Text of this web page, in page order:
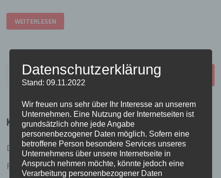
GEBURTSTAGSSTIMMUNG…
WEITERLESEN
Suchen
nach:
KATEGORIEN
Dies und Das
Fundstücke
Datenschutzerklärung
Stand: 09.11.2022
Wir freuen uns sehr über Ihr Interesse an unserem
Unternehmen. Eine Nutzung der Internetseiten ist
grundsätzlich ohne jede Angabe
personenbezogener Daten möglich. Sofern eine
betroffene Person besondere Services unseres
Unternehmens über unsere Internetseite in
Anspruch nehmen möchte, könnte jedoch eine
Verarbeitung personenbezogener Daten